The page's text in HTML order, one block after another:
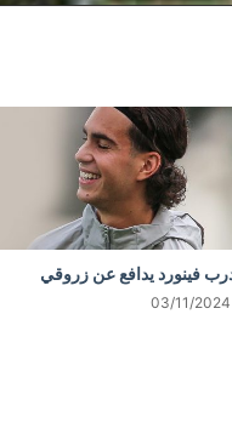
فينورد يدافع عن زروقي
03/11/2024